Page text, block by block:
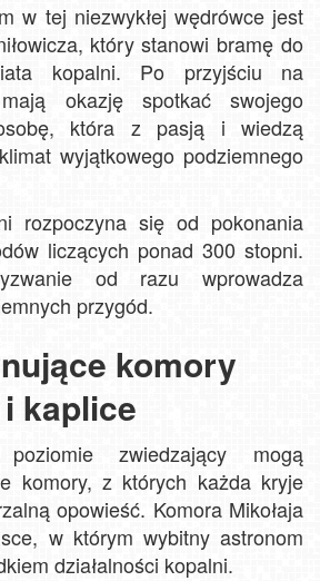
w tej niezwykłej wędrówce jest
który stanowi bramę do
kopalni. Po przyjściu na
okazję spotkać swojego
która z pasją i wiedzą
wyjątkowego podziemnego
rozpoczyna się od pokonania
liczących ponad 300 stopni.
od razu wprowadza
przygód.
komory
i kaplice
zwiedzający mogą
komory, z których każda kryje
opowieść. Komora Mikołaja
w którym wybitny astronom
działalności kopalni.